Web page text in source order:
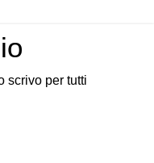
scrivo per tutti